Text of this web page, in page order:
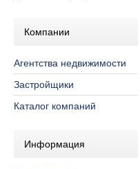
Компании
Агентства недвижимости
Застройщики
Каталог компаний
Информация